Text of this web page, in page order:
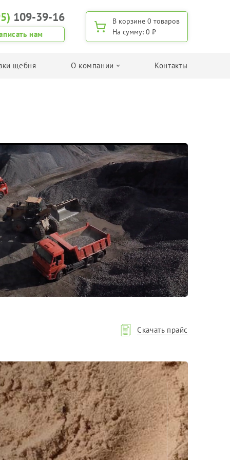
109-39-16
нам
В корзине 0 товаров
На сумму: 0 ₽
Для изготовления ЖБИ
Для дачного строительства/хозяйства
Для приготовления бетона
Поиск щебня по фракции
Фракция 5-20 мм
Фракция 20-40 мм
Фракция 40-70 мм
щебня О компании Контакты
Скачать прайс